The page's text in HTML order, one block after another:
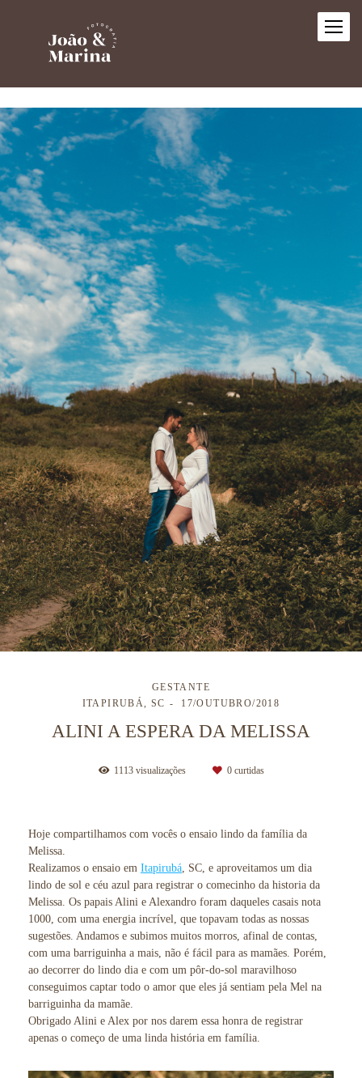
GESTANTE
ITAPIRUBÁ, SC
17/OUTUBRO/2018
ALINI A ESPERA DA MELISSA
1113visualizações 0curtidas
Hoje compartilhamos com vocês o ensaio lindo da família da
Melissa.
Realizamos o ensaio em Itapirubá, SC, e aproveitamos um dia
lindo de sol e céu azul para registrar o comecinho da historia da
Melissa. Os papais Alini e Alexandro foram daqueles casais nota
1000, com uma energia incrível, que topavam todas as nossas
sugestões. Andamos e subimos muitos morros, afinal de contas,
com uma barriguinha a mais, não é fácil para as mamães. Porém,
ao decorrer do lindo dia e com um pôr-do-sol maravilhoso
conseguimos captar todo o amor que eles já sentiam pela Mel na
barriguinha da mamãe.
Obrigado Alini e Alex por nos darem essa honra de registrar
apenas o começo de uma linda história em família.